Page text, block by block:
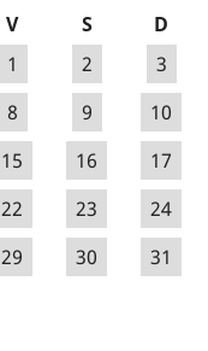
V S
D
1
2
3
8 9
10
15 16
17
22 23
24
29 30
31